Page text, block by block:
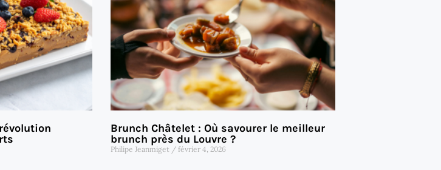
Brunch Châtelet : Où savourer le meilleur
brunch près du Louvre ?
Philipe Jeanmiget février 4, 2026